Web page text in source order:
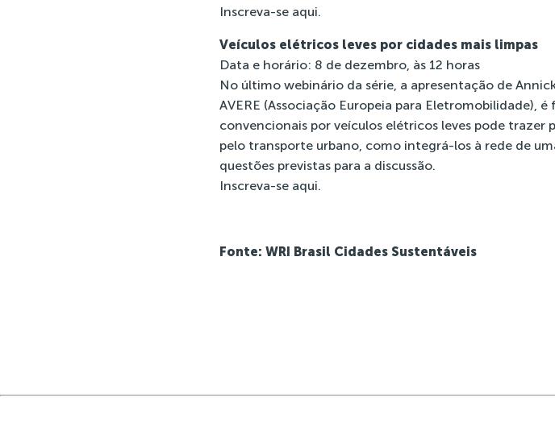
Inscreva-se aqui.
Veículos elétricos leves por cidades mais limpas
Data e horário: 8 de dezembro, às 12 horas
No último webinário da série, a apresentação de
AVERE (Associação Europeia para Eletromobilidade),
convencionais por veículos elétricos leves pode trazer
pelo transporte urbano, como integrá-los à rede de
questões previstas para a discussão.
Inscreva-se aqui.
Fonte: WRI Brasil Cidades Sustentáveis